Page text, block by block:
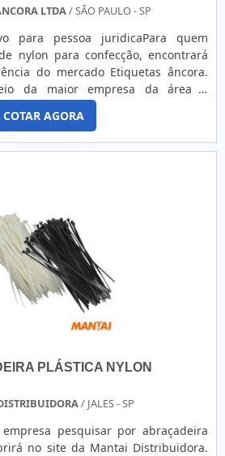
LTDA/ SÃO PAULO - SP
para pessoa juridicaPara quem
nylon para confecção, encontrará
do mercado Etiquetas âncora.
da maior empresa da área e
de atuação.ALGUNS DETALHES
NYLON PARA CONFECÇÃOSe alguém
nylon para confecção encontra na
A empresa trabalha com
COTAR AGORA
PLÁSTICA NYLON
/ JALES - SP
pesquisar por abraçadeira
no site da Mantai Distribuidora.